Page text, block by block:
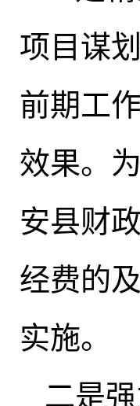
项目谋
前期工
效果。
安县财
经费的
实施。
二是